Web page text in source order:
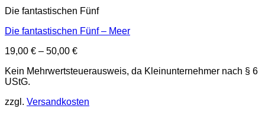
Die fantastischen Fünf
Die fantastischen Fünf – Meer
19,00 € – 50,00 €
Kein Mehrwertsteuerausweis, da Kleinunternehmer nach § 6
UStG.
zzgl. Versandkosten